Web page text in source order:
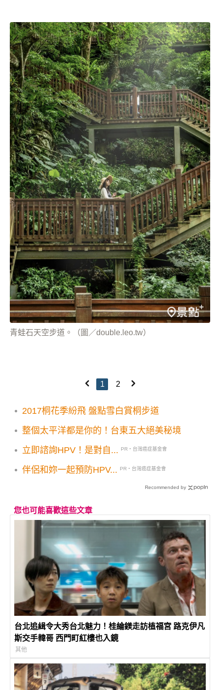
青蛙石天空步道。（圖／double.leo.tw）
1 2
2017桐花季紛飛 盤點雪白賞桐步道
整個太平洋都是你的！台東五大絕美秘境
立即諮詢HPV！是對自...
PR・台灣癌症基金會
伴侶和妳一起預防HPV... PR・台灣癌症基金會
Recommended by
您也可能喜歡這些文章
台北追緝令大秀台北魅力！桂綸鎂走訪植福宮 路克伊凡
斯交手韓哥 西門町紅樓也入鏡
其他